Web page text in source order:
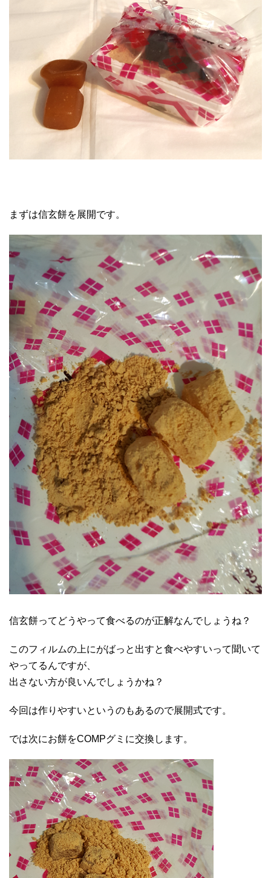
まずは信玄餅を展開です。
信玄餅ってどうやって食べるのが正解なんでしょうね？
このフィルムの上にがばっと出すと食べやすいって聞いて
やってるんですが、
出さない方が良いんでしょうかね？
今回は作りやすいというのもあるので展開式です。
では次にお餅をCOMPグミに交換します。